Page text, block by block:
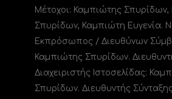
Μέτοχοι: Καμπιώτης Σπυρίδων,
Σπυρίδων, Καμπιώτη Ευγενία.
Εκπρόσωπος / Διευθύνων
Καμπιώτης Σπυρίδων.
Διαχειριστής Ιστοσελίδας:
Σπυρίδων. Διευθυντής